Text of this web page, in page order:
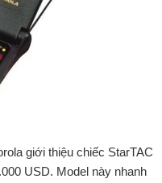
giới thiệu chiếc StarTAC
USD. Model này nhanh